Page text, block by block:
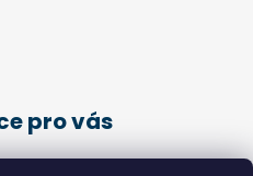
pro vás